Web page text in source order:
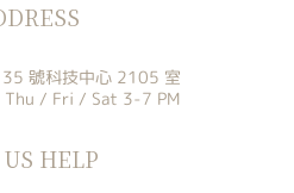
號科技中心 2105 室
Thu / Fri / Sat 3-7 PM
HELP